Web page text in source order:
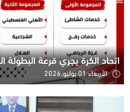
اتحاد الكرة يجري قرعة البطولة
الأربعاء 01 يوليو,2026